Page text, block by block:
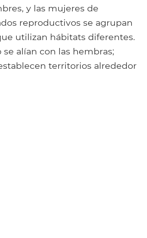
y las mujeres de
reproductivos se agrupan
utilizan hábitats diferentes.
se alían con las hembras;
territorios alrededor